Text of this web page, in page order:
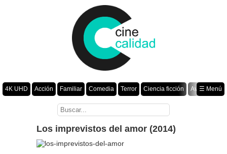
4K UHD Acción Familiar Comedia Terror Ciencia ficción
Aventura
Romance Fantasía Drama Animación Crimen
☰ Menú
Los imprevistos del amor (2014)